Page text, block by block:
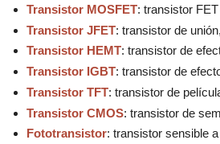
Transistor MOSFET: transistor
Transistor JFET: transistor de
Transistor HEMT: transistor de
Transistor IGBT: transistor de
Transistor TFT: transistor de
Transistor CMOS: transistor de
Fototransistor: transistor sensible